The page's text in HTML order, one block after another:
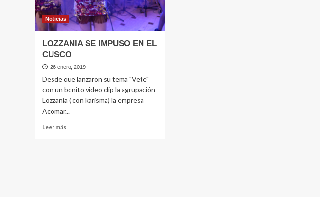
Noticias
LOZZANIA SE IMPUSO EN EL
CUSCO
26 enero, 2019
Desde que lanzaron su tema "Vete"
con un bonito video clip la agrupación
Lozzania ( con karisma) la empresa
Acomar...
Leer más